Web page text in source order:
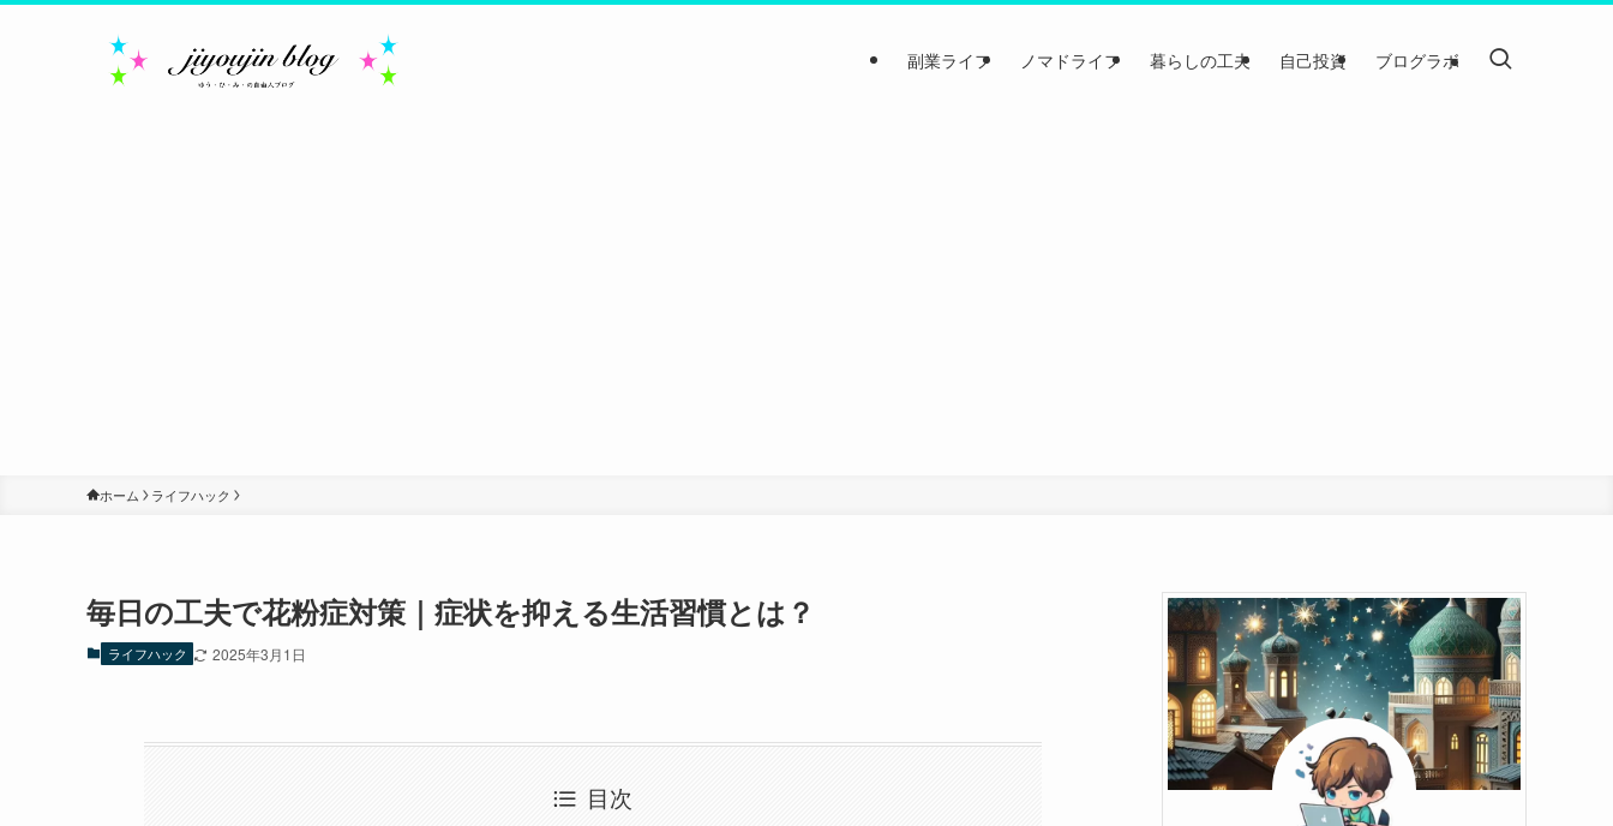
副業ライフ ノマドライフ 暮らしの工夫 自己投資 ブログラボ
ホーム ライフハック
毎日の工夫で花粉症対策｜症状を抑える生活習慣とは？
ライフハック 2025年3月1日
目次